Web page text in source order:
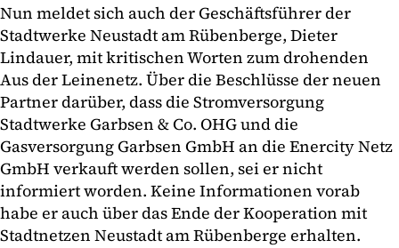
Nun meldet sich auch der Geschäftsführer der
Stadtwerke Neustadt am Rübenberge, Dieter
Lindauer, mit kritischen Worten zum drohenden
Aus der Leinenetz. Über die Beschlüsse der neuen
Partner darüber, dass die Stromversorgung
Stadtwerke Garbsen & Co. OHG und die
Gasversorgung Garbsen GmbH an die Enercity Netz
GmbH verkauft werden sollen, sei er nicht
informiert worden. Keine Informationen vorab
habe er auch über das Ende der Kooperation mit
Stadtnetzen Neustadt am Rübenberge erhalten.